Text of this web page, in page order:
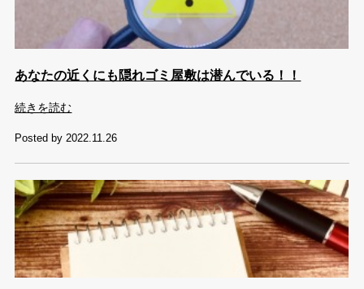
あなたの近くにも隠れゴミ屋敷は潜んでいる！！
続きを読む
Posted by 2022.11.26